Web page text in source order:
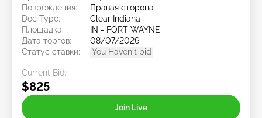
Повреждения:
Правая сторона
Doc Type:
Clear Indiana
Площадка:
IN - FORT WAYNE
Дата торгов:
08/07/2026
Статус ставки:
You Haven't bid
Current Bid:
$825
Join Live